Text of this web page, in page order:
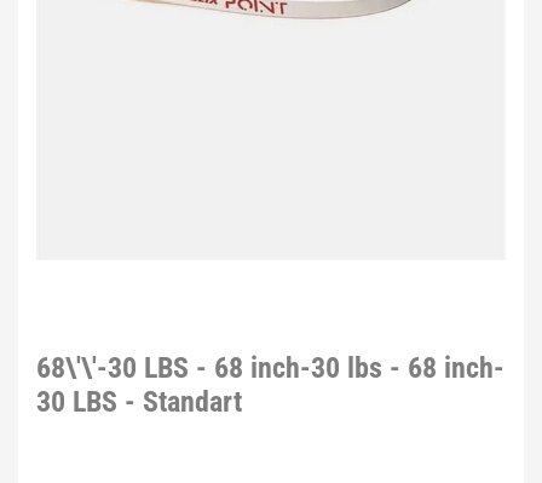
68\'\'-30 LBS - 68 inch-30 lbs - 68 inch-
30 LBS - Standart